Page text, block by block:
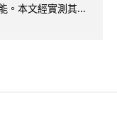
。本文經實測其...